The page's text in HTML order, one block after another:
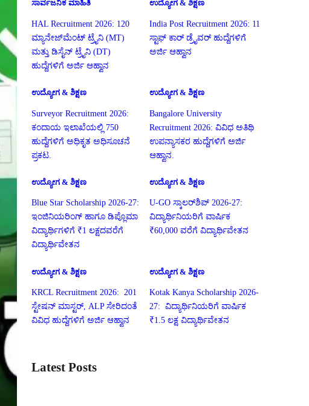
ಸಾರ್ವಜನಿಕ ಮಾಹಿತಿ
HAL Recruitment 2026: 120
ಮ್ಯಾನೇಜ್‌ಮೆಂಟ್ ಟ್ರೈನಿ (MT)
ಮತ್ತು ಡಿಸೈನ್ ಟ್ರೈನಿ (DT)
ಹುದ್ದೆಗಳಿಗೆ ಅರ್ಜಿ ಆಹ್ವಾನ
ಉದ್ಯೋಗ & ಶಿಕ್ಷಣ
India Post Recruitment 2026: 11
ಸ್ಟಾಫ್ ಕಾರ್ ಡ್ರೈವರ್ ಹುದ್ದೆಗಳಿಗೆ
ಅರ್ಜಿ ಆಹ್ವಾನ
ಉದ್ಯೋಗ & ಶಿಕ್ಷಣ
Surveyor Recruitment 2026:
ಕಂದಾಯ ಇಲಾಖೆಯಲ್ಲಿ 750
ಹುದ್ದೆಗಳಿಗೆ ಅಧಿಕೃತ ಅಧಿಸೂಚನೆ
ಪ್ರಕಟ.
ಉದ್ಯೋಗ & ಶಿಕ್ಷಣ
Bangalore University
Recruitment 2026: ವಿವಿಧ ಅತಿಥಿ
ಉಪನ್ಯಾಸಕರ ಹುದ್ದೆಗಳಿಗೆ ಅರ್ಜಿ
ಆಹ್ವಾನ.
ಉದ್ಯೋಗ & ಶಿಕ್ಷಣ
Blue Star Scholarship 2026-27:
ಇಂಜಿನಿಯರಿಂಗ್ ಹಾಗೂ ಡಿಪ್ಲೊಮಾ
ವಿದ್ಯಾರ್ಥಿಗಳಿಗೆ ₹1 ಲಕ್ಷದವರೆಗೆ
ವಿದ್ಯಾರ್ಥಿವೇತನ
ಉದ್ಯೋಗ & ಶಿಕ್ಷಣ
U-GO ಸ್ಕಾಲರ್‌ಶಿಪ್ 2026-27:
ವಿದ್ಯಾರ್ಥಿನಿಯರಿಗೆ ವಾರ್ಷಿಕ
₹60,000 ವರೆಗೆ ವಿದ್ಯಾರ್ಥಿವೇತನ
ಉದ್ಯೋಗ & ಶಿಕ್ಷಣ
KRCL Recruitment 2026: 201
ಸ್ಟೇಷನ್ ಮಾಸ್ಟರ್, ALP ಸೇರಿದಂತೆ
ವಿವಿಧ ಹುದ್ದೆಗಳಿಗೆ ಅರ್ಜಿ ಆಹ್ವಾನ
ಉದ್ಯೋಗ & ಶಿಕ್ಷಣ
Kotak Kanya Scholarship 2026-
27: ವಿದ್ಯಾರ್ಥಿನಿಯರಿಗೆ ವಾರ್ಷಿಕ
₹1.5 ಲಕ್ಷ ವಿದ್ಯಾರ್ಥಿವೇತನ
Latest Posts